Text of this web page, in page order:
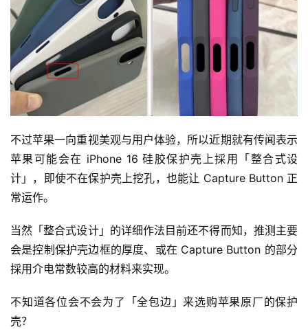
不过苹果一向重视美观与用户体验，所以近期就有传闻表示
苹果可能会在 iPhone 16 硅胶保护壳上採用「整合式设
计」，即使不在保护壳上挖孔，也能让 Capture Button 正
常运作。
当然「整合式设计」的详细作法目前还不得而知，推测主要
会是控制保护壳边框的厚度、或在 Capture Button 的部分
採用介电常数较高的材料来实现。
不知道各位会不会为了「全包边」来选购苹果原厂的保护
壳？